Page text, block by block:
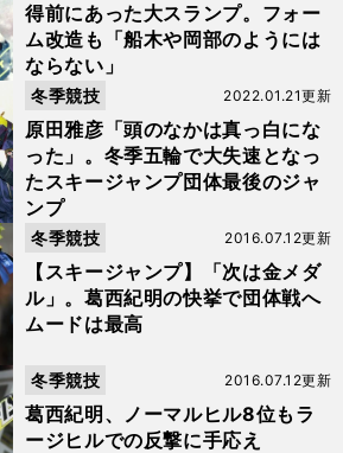
得前にあった大スランプ。フォー
ム改造も「船木や岡部のようには
ならない」
原田雅彦「頭のなかは真っ白にな
った」。冬季五輪で大失速となっ
たスキージャンプ団体最後のジャ
ンプ
2022.01.21更新
冬季競技
【スキージャンプ】「次は金メダ
ル」。葛西紀明の快挙で団体戦へ
ムードは最高
2016.07.12更新
冬季競技
葛西紀明、ノーマルヒル8位もラ
ージヒルでの反撃に手応え
2016.07.12更新
冬季競技